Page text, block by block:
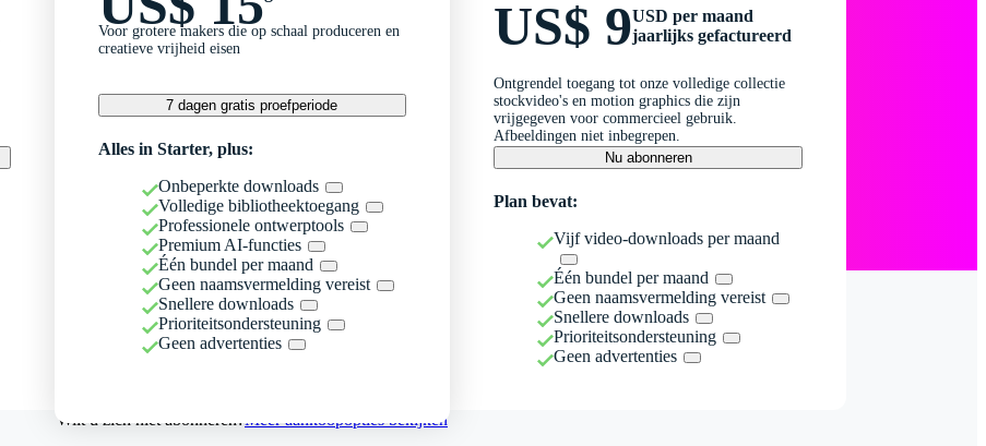
Voor grotere makers die op schaal produceren en
creatieve vrijheid eisen
7 dagen gratis proefperiode
Alles in Starter, plus:
Onbeperkte downloads
Volledige bibliotheektoegang
Professionele ontwerptools
Premium AI-functies
Één bundel per maand
Geen naamsvermelding vereist
Snellere downloads
Prioriteitsondersteuning
Geen advertenties
US$ 9USD per maand
jaarlijks gefactureerd
Ontgrendel toegang tot onze volledige collectie
stockvideo's en motion graphics die zijn
vrijgegeven voor commercieel gebruik.
Afbeeldingen niet inbegrepen.
Nu abonneren
Plan bevat:
Vijf video-downloads per maand
Één bundel per maand
Geen naamsvermelding vereist
Snellere downloads
Prioriteitsondersteuning
Geen advertenties
Wilt u zich niet abonneren?Meer aankoopopties bekijken